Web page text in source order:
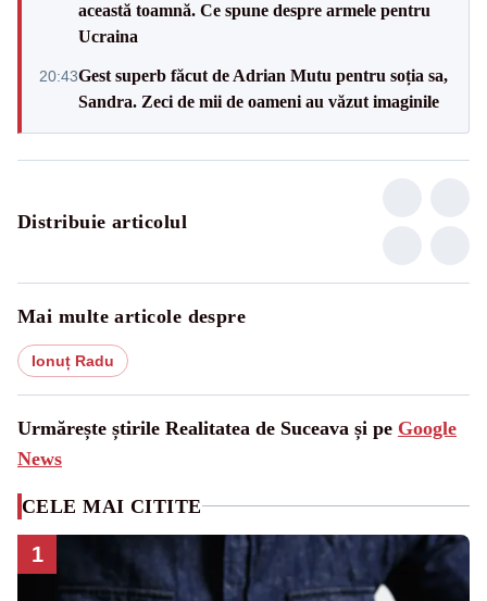
această toamnă. Ce spune despre armele pentru
Ucraina
20:43Gest superb făcut de Adrian Mutu pentru soția sa,
Sandra. Zeci de mii de oameni au văzut imaginile
Distribuie articolul
Mai multe articole despre
Ionuț Radu
Urmărește știrile Realitatea de Suceava și pe Google
News
CELE MAI CITITE
1